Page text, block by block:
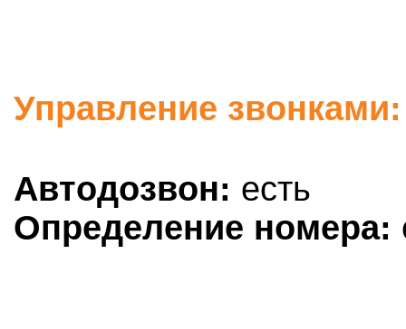
Управление
Автодозвон: есть
Определение номера: